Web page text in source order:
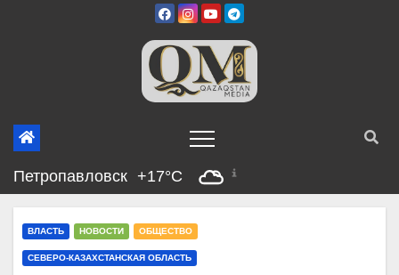
Петропавловск +17°C
ВЛАСТЬ НОВОСТИ ОБЩЕСТВО
СЕВЕРО-КАЗАХСТАНСКАЯ ОБЛАСТЬ